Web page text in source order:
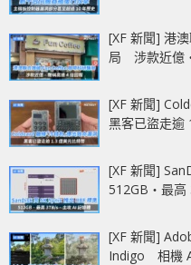
[XF 新聞] 港
局 涉款近億
[XF 新聞]
黑客已盜走逾
[XF 新聞]
512GB‧最高
[XF 新聞]
Indigo 相機